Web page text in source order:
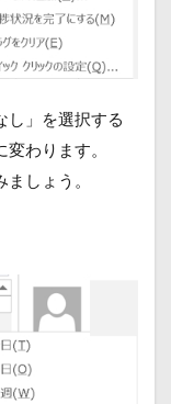
し」を選択する
わります。
しょう。